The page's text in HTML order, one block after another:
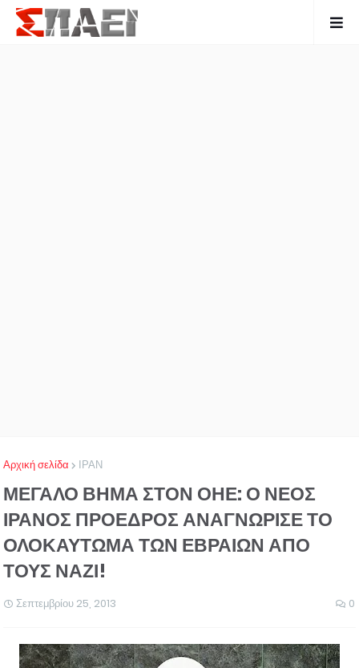
Αρχική σελίδα ΙΡΑΝ
ΜΕΓΑΛΟ ΒΗΜΑ ΣΤΟΝ ΟΗΕ: Ο ΝΕΟΣ
ΙΡΑΝΟΣ ΠΡΟΕΔΡΟΣ ΑΝΑΓΝΩΡΙΣΕ ΤΟ
ΟΛΟΚΑΥΤΩΜΑ ΤΩΝ ΕΒΡΑΙΩΝ ΑΠΟ
ΤΟΥΣ ΝΑΖΙ!
Σεπτεμβρίου 25, 2013 0